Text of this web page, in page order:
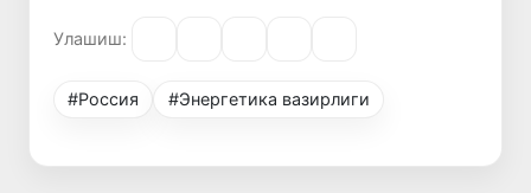
Улашиш:
#Россия #Энергетика вазирлиги